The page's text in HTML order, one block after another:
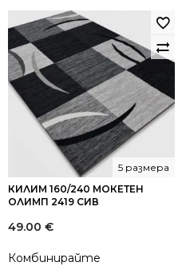
КИЛИМ 160/240 МОКЕТЕН
ОЛИМП 2419 СИВ
5 размера
49.00 €
Комбинирайте